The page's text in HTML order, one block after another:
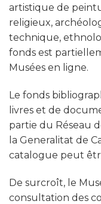
artistique de
religieux,
technique,
fonds est
Musées en ligne.
Le fonds
livres et de
partie du Réseau
la Generalitat de
catalogue peut
De surcroît, le
consultation des